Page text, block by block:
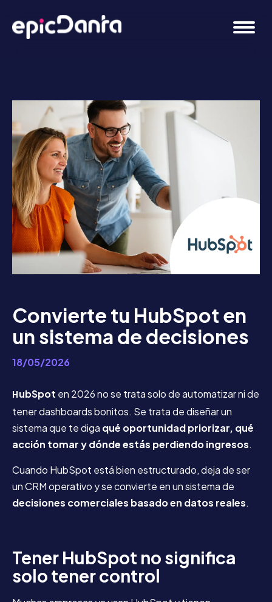
Convierte tu HubSpot en
un sistema de decisiones
18/05/2026
HubSpot en 2026 no se trata solo de automatizar ni de
tener dashboards bonitos. Se trata de diseñar un
sistema que te diga qué oportunidad priorizar, qué
acción tomar y dónde estás perdiendo ingresos.
Cuando HubSpot está bien estructurado, deja de ser
un CRM operativo y se convierte en un sistema de
decisiones comerciales basado en datos reales.
Tener HubSpot no significa
solo tener control